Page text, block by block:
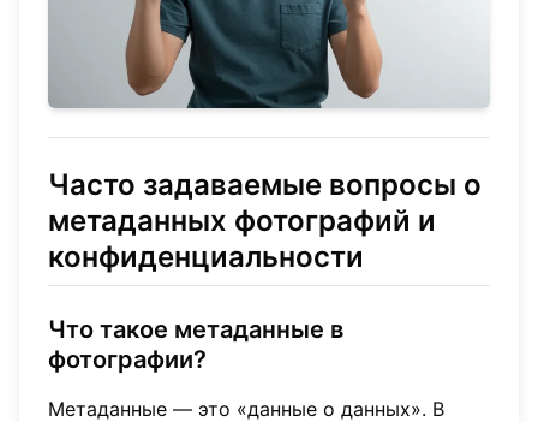
Часто задаваемые вопросы о
метаданных фотографий и
конфиденциальности
Что такое метаданные в
фотографии?
Метаданные — это «данные о данных». В